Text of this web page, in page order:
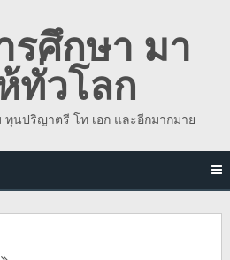
ศึกษา มา
ทั่วโลก
นปริญาตรี โท เอก และอีกมากมาย